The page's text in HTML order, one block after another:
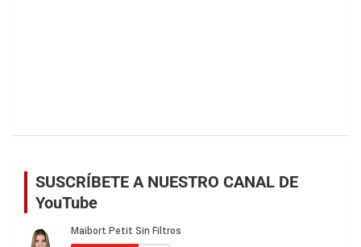
SUSCRÍBETE A NUESTRO CANAL DE
YouTube